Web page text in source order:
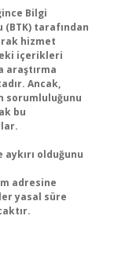
Bilgi
tarafından
hizmet
içerikleri
araştırma
Ancak,
sorumluluğunu
bu
olduğunu
adresine
yasal süre